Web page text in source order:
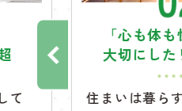
て
「心も体
大切にした
住まいは暮ら